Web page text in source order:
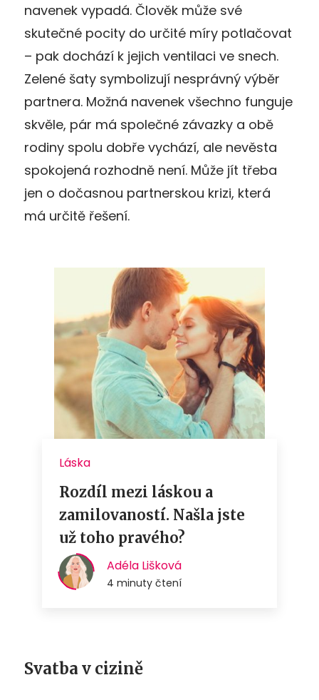
navenek vypadá. Člověk může své
skutečné pocity do určité míry potlačovat
– pak dochází k jejich ventilaci ve snech.
Zelené šaty symbolizují nesprávný výběr
partnera. Možná navenek všechno funguje
skvěle, pár má společné závazky a obě
rodiny spolu dobře vychází, ale nevěsta
spokojená rozhodně není. Může jít třeba
jen o dočasnou partnerskou krizi, která
má určitě řešení.
Svatba v cizině